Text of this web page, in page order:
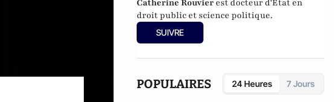
Catherine Rouvier est docteur d'Etat en
droit public et science politique.
SUIVRE
POPULAIRES 24 Heures 7 Jours